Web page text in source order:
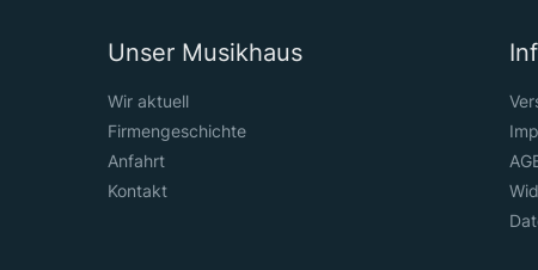
Unser Musikhaus
Wir aktuell
Firmengeschichte
Anfahrt
Kontakt